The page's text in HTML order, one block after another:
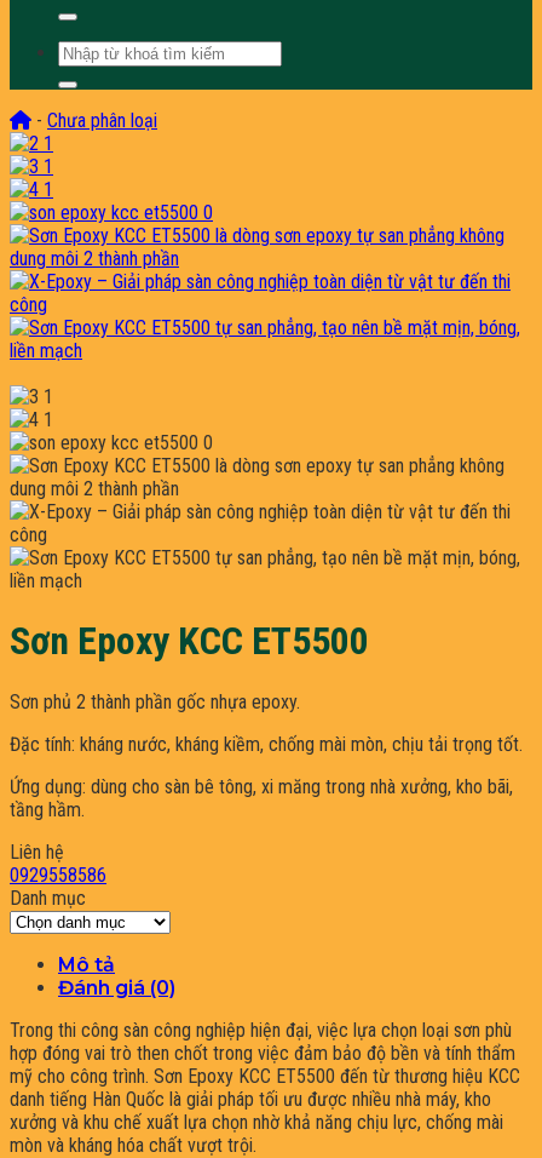
Tìm
kiếm:
- Chưa phân loại
Sơn Epoxy KCC ET5500
Sơn phủ 2 thành phần gốc nhựa epoxy.
Đặc tính: kháng nước, kháng kiềm, chống mài mòn, chịu tải trọng tốt.
Ứng dụng: dùng cho sàn bê tông, xi măng trong nhà xưởng, kho bãi,
tầng hầm.
Liên hệ
0929558586
Danh mục
Danh
Mô tả
Đánh giá (0)
Trong thi công sàn công nghiệp hiện đại, việc lựa chọn loại sơn phù
hợp đóng vai trò then chốt trong việc đảm bảo độ bền và tính thẩm
mỹ cho công trình. Sơn Epoxy KCC ET5500 đến từ thương hiệu KCC
danh tiếng Hàn Quốc là giải pháp tối ưu được nhiều nhà máy, kho
xưởng và khu chế xuất lựa chọn nhờ khả năng chịu lực, chống mài
mòn và kháng hóa chất vượt trội.